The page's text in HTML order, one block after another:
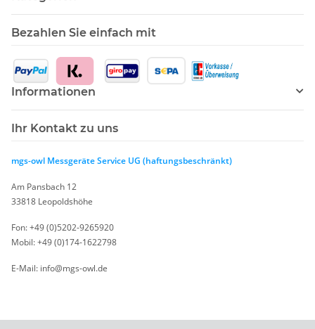
Bezahlen Sie einfach mit
Informationen
Ihr Kontakt zu uns
mgs-owl Messgeräte Service UG (haftungsbeschränkt)
Am Pansbach 12
33818 Leopoldshöhe
Fon: +49 (0)5202-9265920
Mobil: +49 (0)174-1622798
E-Mail: info@mgs-owl.de